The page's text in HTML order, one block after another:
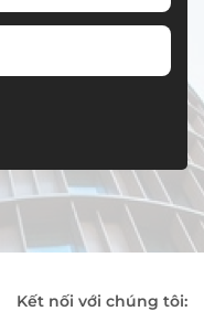
Kết nối với chúng tôi: